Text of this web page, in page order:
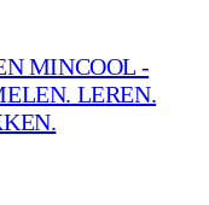
MINCOOL -
LEREN.